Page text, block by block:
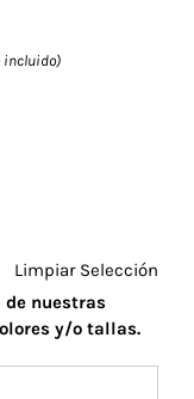
incluido)
Limpiar Selección
de nuestras
y/o tallas.